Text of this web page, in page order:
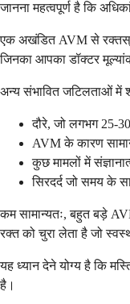
जानना महत्वपूर्ण है कि
एक अखंडित AVM से
जिनका आपका डॉक्टर
अन्य संभावित जटिलताओं में
दौरे, जो लगभग 25-
AVM के कारण
कुछ मामलों में
सिरदर्द जो समय के
कम सामान्यतः, बहुत बड़े
रक्त को चुरा लेता है जो
यह ध्यान देने योग्य है कि
है।